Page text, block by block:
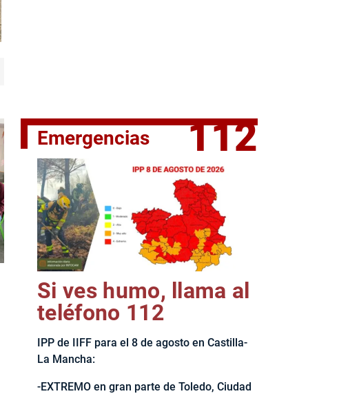
II Vuelta Ciclista CLM LEADER
Emergencias 112
Si ves humo, llama al
teléfono 112
IPP de IIFF para el 8 de agosto en Castilla-
La Mancha:
-EXTREMO en gran parte de Toledo, Ciudad